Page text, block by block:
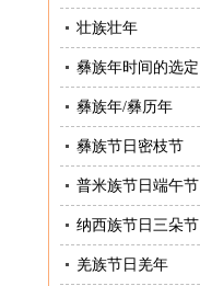
壮族壮年
彝族年时间的选定
彝族年/彝历年
彝族节日密枝节
普米族节日端午节
纳西族节日三朵节
羌族节日羌年